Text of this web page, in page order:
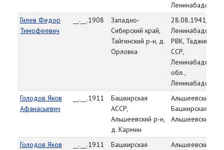
Ленинабадский
Гилев Федор
Тимофеевич
__.__.1908
Западно-
Сибирский край,
Тайгинский р-н, д.
Орловка
28.08.1941,
Ленинабадский
РВК, Таджикская
ССР,
Ленинабадская
обл.,
Ленинабадский
Голодов Яков
Афанасьевич
__.__.1911
Башкирская
АССР,
Альшеевский р-н,
д. Кармин
Альшеевский
Башкирская
Альшеевский р-н
Голодов Яков
__.__.1911
Башкирская
Альшеевский